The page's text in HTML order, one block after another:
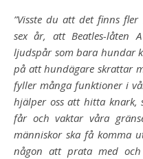
”Visste du att det finns
sex år, att Beatles-låten
ljudspår som bara hundar
på att hundägare skrattar
fyller många funktioner i
hjälper oss att hitta knark,
får och vaktar våra
människor ska få komma
någon att prata med